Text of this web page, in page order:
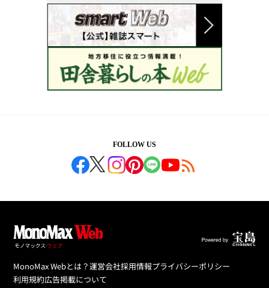
FOLLOW US
MonoMax Webとは？運営会社採用情報プライバシーポリシー
利用規約広告掲載について